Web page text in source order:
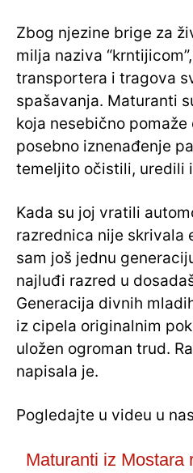
Zbog njezine brige za
milja naziva
transportera i tragova
spašavanja. Maturanti
koja nesebično
posebno iznenađenje
temeljito očistili, uredili
Kada su joj vratili
razrednica nije skrivala
sam još jednu
najluđi razred u
Generacija divnih
iz cipela originalnim
uložen ogroman trud.
napisala je.
Pogledajte u videu u
Maturanti iz Mostara